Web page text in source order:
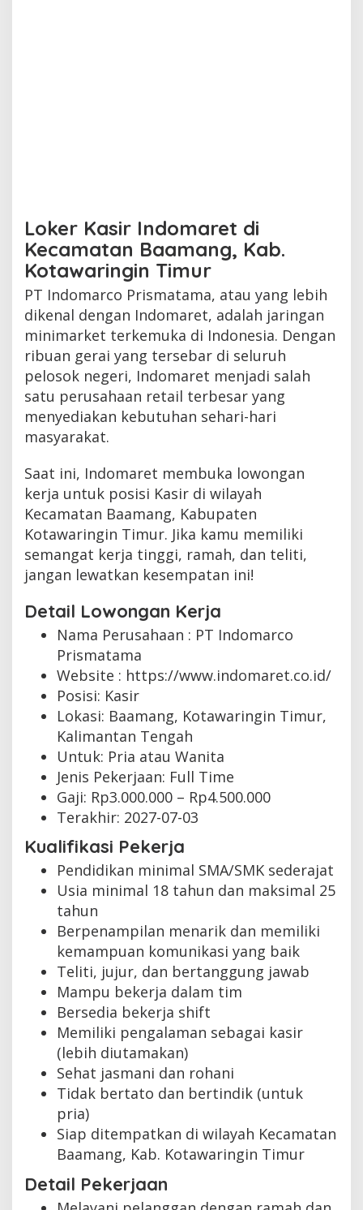
Loker Kasir Indomaret di
Kecamatan Baamang, Kab.
Kotawaringin Timur
PT Indomarco Prismatama, atau yang lebih
dikenal dengan Indomaret, adalah jaringan
minimarket terkemuka di Indonesia. Dengan
ribuan gerai yang tersebar di seluruh
pelosok negeri, Indomaret menjadi salah
satu perusahaan retail terbesar yang
menyediakan kebutuhan sehari-hari
masyarakat.
Saat ini, Indomaret membuka lowongan
kerja untuk posisi Kasir di wilayah
Kecamatan Baamang, Kabupaten
Kotawaringin Timur. Jika kamu memiliki
semangat kerja tinggi, ramah, dan teliti,
jangan lewatkan kesempatan ini!
Detail Lowongan Kerja
Nama Perusahaan : PT Indomarco
Prismatama
Website : https://www.indomaret.co.id/
Posisi: Kasir
Lokasi: Baamang, Kotawaringin Timur,
Kalimantan Tengah
Untuk: Pria atau Wanita
Jenis Pekerjaan: Full Time
Gaji: Rp3.000.000 – Rp4.500.000
Terakhir: 2027-07-03
Kualifikasi Pekerja
Pendidikan minimal SMA/SMK sederajat
Usia minimal 18 tahun dan maksimal 25
tahun
Berpenampilan menarik dan memiliki
kemampuan komunikasi yang baik
Teliti, jujur, dan bertanggung jawab
Mampu bekerja dalam tim
Bersedia bekerja shift
Memiliki pengalaman sebagai kasir
(lebih diutamakan)
Sehat jasmani dan rohani
Tidak bertato dan bertindik (untuk
pria)
Siap ditempatkan di wilayah Kecamatan
Baamang, Kab. Kotawaringin Timur
Detail Pekerjaan